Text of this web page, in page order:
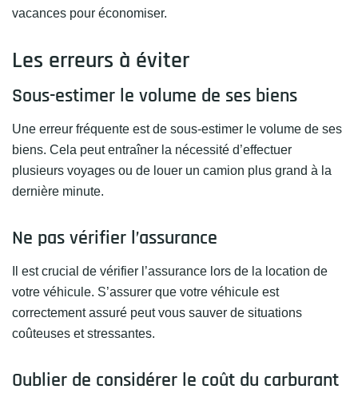
vacances pour économiser.
Les erreurs à éviter
Sous-estimer le volume de ses biens
Une erreur fréquente est de sous-estimer le volume de ses
biens. Cela peut entraîner la nécessité d’effectuer
plusieurs voyages ou de louer un camion plus grand à la
dernière minute.
Ne pas vérifier l’assurance
Il est crucial de vérifier l’assurance lors de la location de
votre véhicule. S’assurer que votre véhicule est
correctement assuré peut vous sauver de situations
coûteuses et stressantes.
Oublier de considérer le coût du carburant